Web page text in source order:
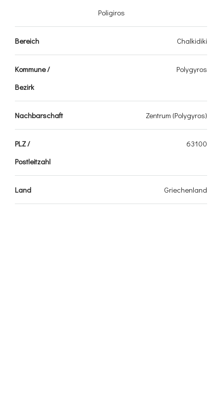
Poligiros
Kommune /
Bezirk
Polygyros
Bereich Chalkidiki
PLZ /
Postleitzahl
63100
Nachbarschaft Zentrum (Polygyros)
Land Griechenland